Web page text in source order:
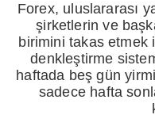
Forex, uluslararası
şirketlerin ve
birimini takas etmek
denkleştirme
haftada beş gün
sadece hafta